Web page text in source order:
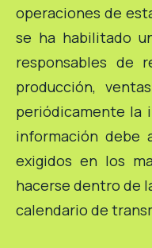
operaciones de
se ha habilitado
responsables de
producción,
periódicamente la
información debe
exigidos en los
hacerse dentro de
calendario de